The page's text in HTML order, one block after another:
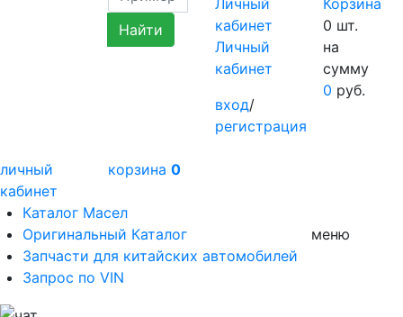
Личный
кабинет
вход/
регистрация
0 шт.
на
сумму
0 руб.
личный
кабинет
корзина 0
Каталог Масел
Оригинальный Каталог
Запчасти для китайских автомобилей
Запрос по VIN
меню